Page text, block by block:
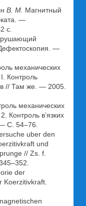
В. М. Магнитный
—
с.
—
механических
Контроль
// Там же. — 2005.
механических
Контроль в’язких
С. 54–76.
uber den
und
// Zs. f.
der
Koerzitivkraft.